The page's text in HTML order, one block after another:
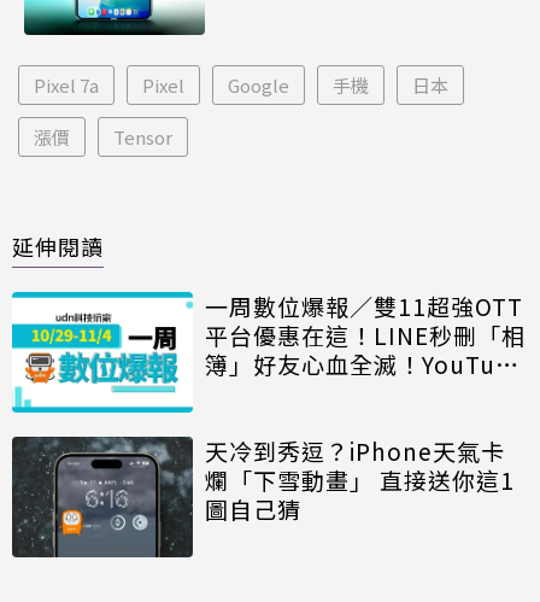
Pixel 7a Pixel Google 手機 日本
漲價 Tensor
延伸閱讀
一周數位爆報／雙11超強OTT
平台優惠在這！LINE秒刪「相
簿」好友心血全滅！YouTube
天冷到秀逗？iPhone天氣卡
爛「下雪動畫」 直接送你這1
圖自己猜